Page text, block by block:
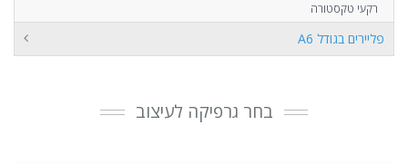
רקעי טקסטורה
פליירים בגודל A6
בחר גרפיקה לעיצוב